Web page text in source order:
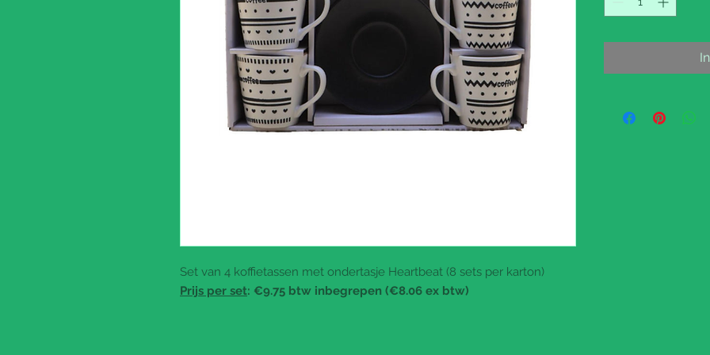
Set van 4 koffietassen met ondertasje Heartbeat (8 sets per karton)
Prijs per set: €9.75 btw inbegrepen (€8.06 ex btw)